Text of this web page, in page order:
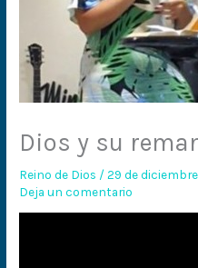
Dios y su
Reino de Dios /29 de
Deja un comentario